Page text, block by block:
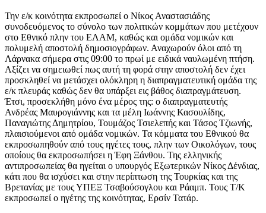
Την ε/κ κοινότητα εκπροσωπεί ο Νίκος Αναστασιάδης
συνοδευόμενος το σύνολο των πολιτικών κομμάτων που μετέχουν
στο Εθνικό πλην του ΕΛΑΜ, καθώς και ομάδα νομικών και
πολυμελή αποστολή δημοσιογράφων. Αναχωρούν όλοι από τη
Λάρνακα σήμερα στις 09:00 το πρωί με ειδικά ναυλωμένη πτήση.
Αξίζει να σημειωθεί πως αυτή τη φορά στην αποστολή δεν έχει
προσκληθεί να μετάσχει ολόκληρη η διαπραγματευτική ομάδα της
ε/κ πλευράς καθώς δεν θα υπάρξει εις βάθος διαπραγμάτευση.
Έτσι, προσεκλήθη μόνο ένα μέρος της: ο διαπραγματευτής
Ανδρέας Μαυρογιάννης και τα μέλη Ιωάννης Κασουλίδης,
Παναγιώτης Δημητρίου, Τουμάζος Τσιελεπής και Τάσος Τζιωνής,
πλαισιούμενοι από ομάδα νομικών. Τα κόμματα του Εθνικού θα
εκπροσωπηθούν από τους ηγέτες τους, πλην των Οικολόγων, τους
οποίους θα εκπροσωπήσει η Έφη Ξάνθου. Της ελληνικής
αντιπροσωπείας θα ηγείται ο υπουργός Εξωτερικών Νίκος Δένδιας,
κάτι που θα ισχύσει και στην περίπτωση της Τουρκίας και της
Βρετανίας με τους ΥΠΕΞ Τσαβούσογλου και Ράαμπ. Τους Τ/Κ
εκπροσωπεί ο ηγέτης της κοινότητας, Ερσίν Τατάρ.